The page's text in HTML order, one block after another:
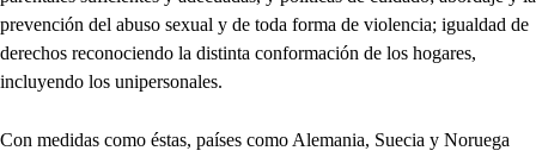
prevención del abuso sexual y de toda forma de violencia; igualdad de
derechos reconociendo la distinta conformación de los hogares,
incluyendo los unipersonales.
Con medidas como éstas, países como Alemania, Suecia y Noruega